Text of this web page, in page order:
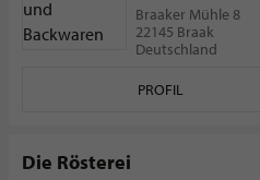
Braaker Mühle 8
22145 Braak
Deutschland
PROFIL
Die Rösterei